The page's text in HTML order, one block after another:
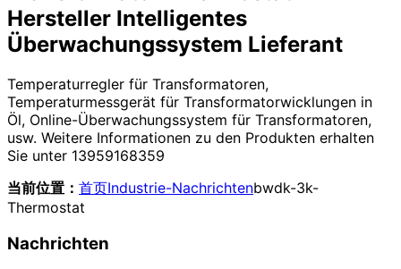
Hersteller Intelligentes
Überwachungssystem Lieferant
Temperaturregler für Transformatoren,
Temperaturmessgerät für Transformatorwicklungen in
Öl, Online-Überwachungssystem für Transformatoren,
usw. Weitere Informationen zu den Produkten erhalten
Sie unter 13959168359
当前位置： 首页Industrie-Nachrichtenbwdk-3k-
Thermostat
Nachrichten